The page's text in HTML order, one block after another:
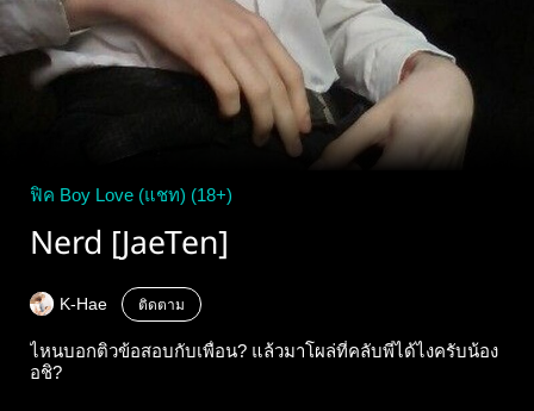
ฟิค Boy Love (แชท) (18+)
Nerd [JaeTen]
K-Hae ติดตาม
ไหนบอกติวข้อสอบกับเพื่อน? แล้วมาโผล่ที่คลับพี่ได้ไงครับน้อง
อชิ?